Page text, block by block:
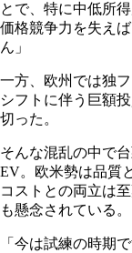
とで、特に中低所
価格競争力を失え
ん」
一方、欧州では独
シフトに伴う巨額
切った。
そんな混乱の中で
EV。欧米勢は品質
コストとの両立は
も懸念されている。
「今は試練の時期